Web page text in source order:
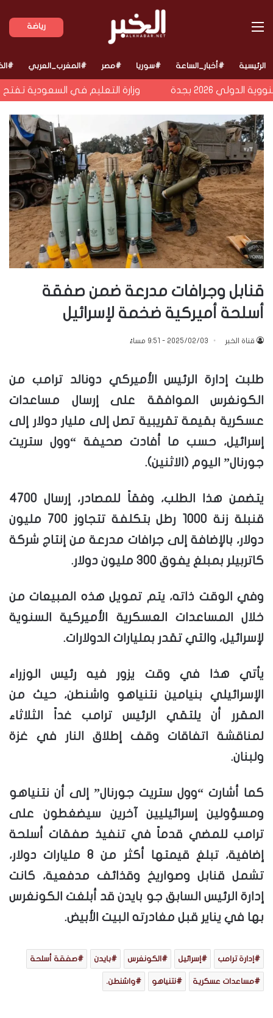
رياضة القائمة
الرئيسية #أخبار_الساعة #سوريا #مصر #المغرب_العربي
2026 بجدة وزارة التعليم في السعودية تفتح
قنابل وجرافات مدرعة ضمن صفقة
أسلحة أميركية ضخمة لإسرائيل
قناة الخبر 2025/02/03 - 9:51 مساءً
طلبت إدارة الرئيس الأميركي دونالد ترامب من
الكونغرس الموافقة على إرسال مساعدات
عسكرية بقيمة تقريبية تصل إلى مليار دولار إلى
إسرائيل، حسب ما أفادت صحيفة “وول ستريت
جورنال” اليوم (الاثنين).
يتضمن هذا الطلب، وفقاً للمصادر، إرسال 4700
قنبلة زنة 1000 رطل بتكلفة تتجاوز 700 مليون
دولار، بالإضافة إلى جرافات مدرعة من إنتاج شركة
كاتربيلر بمبلغ يفوق 300 مليون دولار.
وفي الوقت ذاته، يتم تمويل هذه المبيعات من
خلال المساعدات العسكرية الأميركية السنوية
لإسرائيل، والتي تقدر بمليارات الدولارات.
يأتي هذا في وقت يزور فيه رئيس الوزراء
الإسرائيلي بنيامين نتنياهو واشنطن، حيث من
المقرر أن يلتقي الرئيس ترامب غداً الثلاثاء
لمناقشة اتفاقات وقف إطلاق النار في غزة
ولبنان.
كما أشارت “وول ستريت جورنال” إلى أن نتنياهو
ومسؤولين إسرائيليين آخرين سيضغطون على
ترامب للمضي قدماً في تنفيذ صفقات أسلحة
إضافية، تبلغ قيمتها أكثر من 8 مليارات دولار،
تشمل قنابل وصواريخ وقذائف مدفعية، كانت
إدارة الرئيس السابق جو بايدن قد أبلغت الكونغرس
بها في يناير قبل مغادرته البيت الأبيض.
إدارة ترامب إسرائيل الكونغرس بايدن صفقة أسلحة
مساعدات عسكرية نتنياهو واشنطن.